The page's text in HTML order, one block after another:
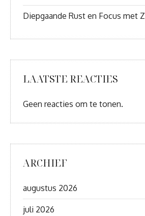
Diepgaande Rust en Focus met
LAATSTE REACTIES
Geen reacties om te tonen.
ARCHIEF
augustus 2026
juli 2026